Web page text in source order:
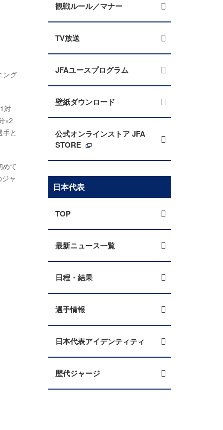
ング
対
×2
と
めて
ャ
観戦ルール／マナー
TV放送
JFAユースプログラム
壁紙ダウンロード
公式オンラインストア JFA
STORE
日本代表
TOP
最新ニュース一覧
日程・結果
選手情報
日本代表アイデンティティ
歴代ジャージ